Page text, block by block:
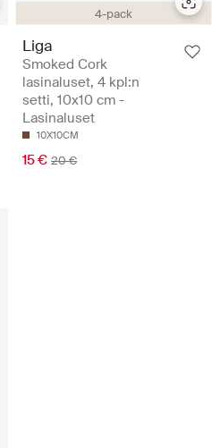
4-pack
Liga
Smoked Cork
lasinaluset, 4 kpl:n
setti, 10x10 cm -
Lasinaluset
10X10CM
15 € 20 €